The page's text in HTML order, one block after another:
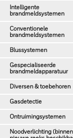
Intelligente
brandmeldsystemen
Conventionele
brandmeldsystemen
Blussystemen
Gespecialiseerde
brandmeldapparatuur
Diversen & toebehoren
Gasdetectie
Ontruimingsystemen
Noodverlichting